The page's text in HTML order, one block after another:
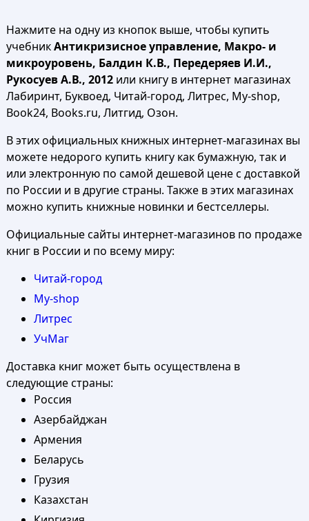
Нажмите на одну из кнопок выше, чтобы купить
учебникАнтикризисное управление, Макро- и
микроуровень, Балдин К.В., Передеряев И.И.,
Рукосуев А.В., 2012или книгу в интернет магазинах
Лабиринт, Буквоед, Читай-город, Литрес, My-shop,
Book24, Books.ru, Литгид, Озон.
В этих официальных книжных интернет-магазинах вы
можете недорого купить книгу как бумажную, так и
или электронную по самой дешевой цене с доставкой
по России и в другие страны. Также в этих магазинах
можно купить книжные новинки и бестселлеры.
Официальные сайты интернет-магазинов по продаже
книг в России и по всему миру:
Читай-город
My-shop
Литрес
УчМаг
Доставка книг может быть осуществлена в
следующие страны:
Россия
Азербайджан
Армения
Беларусь
Грузия
Казахстан